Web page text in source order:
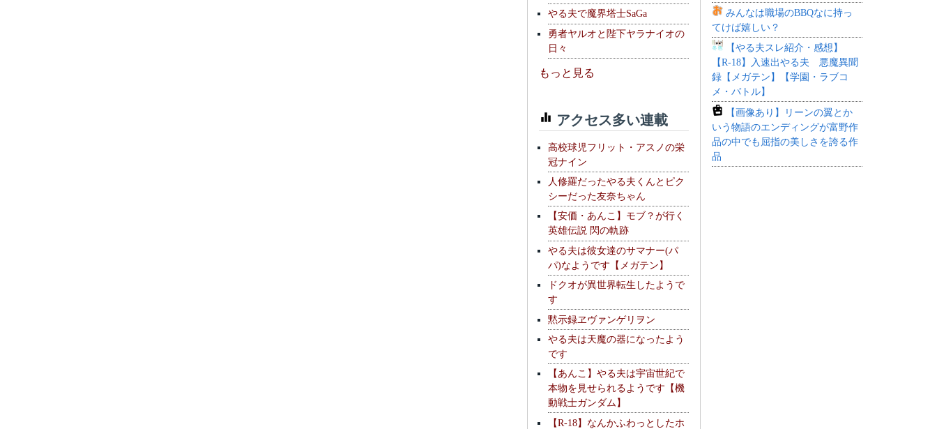
やる夫で魔界塔士SaGa
勇者ヤルオと陛下ヤラナイオの
日々
もっと見る
アクセス多い連載
高校球児フリット・アスノの栄
冠ナイン
人修羅だったやる夫くんとピク
シーだった友奈ちゃん
【安価・あんこ】モブ？が行く
英雄伝説 閃の軌跡
やる夫は彼女達のサマナー(パ
パ)なようです【メガテン】
ドクオが異世界転生したようで
す
黙示録ヱヴァンゲリヲン
やる夫は天魔の器になったよう
です
【あんこ】やる夫は宇宙世紀で
本物を見せられるようです【機
動戦士ガンダム】
【R-18】なんかふわっとしたホ
みんなは職場のBBQなに持っ
てけば嬉しい？
【やる夫スレ紹介・感想】
【R-18】入速出やる夫 悪魔異聞
録【メガテン】【学園・ラブコ
メ・バトル】
【画像あり】リーンの翼とか
いう物語のエンディングが富野作
品の中でも屈指の美しさを誇る作
品